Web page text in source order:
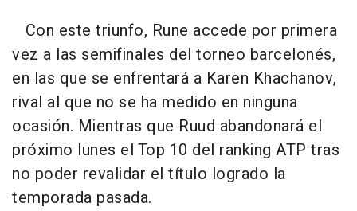
Con este triunfo, Rune accede por primera
vez a las semifinales del torneo barcelonés,
en las que se enfrentará a Karen Khachanov,
rival al que no se ha medido en ninguna
ocasión. Mientras que Ruud abandonará el
próximo lunes el Top 10 del ranking ATP tras
no poder revalidar el título logrado la
temporada pasada.